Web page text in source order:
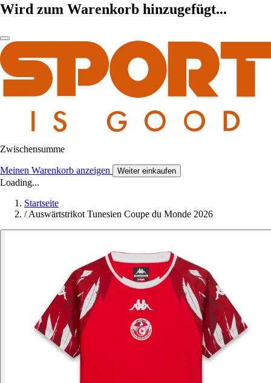
Wird zum Warenkorb hinzugefügt...
Zwischensumme
Meinen Warenkorb anzeigen Weiter einkaufen
Loading...
Startseite
/Auswärtstrikot Tunesien Coupe du Monde 2026